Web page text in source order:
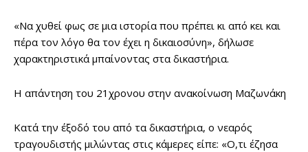
«Να χυθεί φως σε μια ιστορία που πρέπει κι από κει και
πέρα τον λόγο θα τον έχει η δικαιοσύνη», δήλωσε
χαρακτηριστικά μπαίνοντας στα δικαστήρια.
Η απάντηση του 21χρονου στην ανακοίνωση Μαζωνάκη
Κατά την έξοδό του από τα δικαστήρια, ο νεαρός
τραγουδιστής μιλώντας στις κάμερες είπε: «Ο,τι έζησα